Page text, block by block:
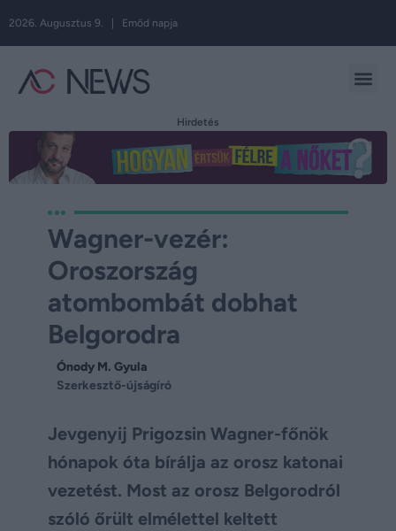
2026. Augusztus 9. | Emőd napja
Hirdetés
Wagner-vezér:
Oroszország
atombombát dobhat
Belgorodra
Ónody M. Gyula
Szerkesztő-újságíró
Jevgenyij Prigozsin Wagner-főnök
hónapok óta bírálja az orosz katonai
vezetést. Most az orosz Belgorodról
szóló őrült elmélettel keltett